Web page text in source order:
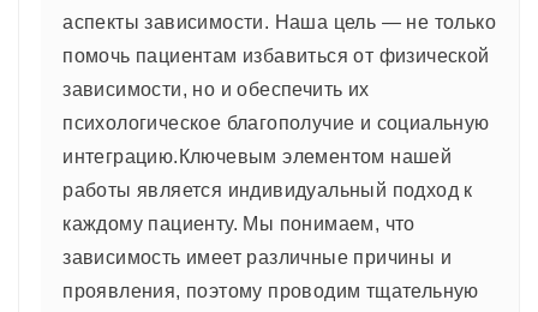
аспекты зависимости. Наша цель — не только
помочь пациентам избавиться от физической
зависимости, но и обеспечить их
психологическое благополучие и социальную
интеграцию.Ключевым элементом нашей
работы является индивидуальный подход к
каждому пациенту. Мы понимаем, что
зависимость имеет различные причины и
проявления, поэтому проводим тщательную